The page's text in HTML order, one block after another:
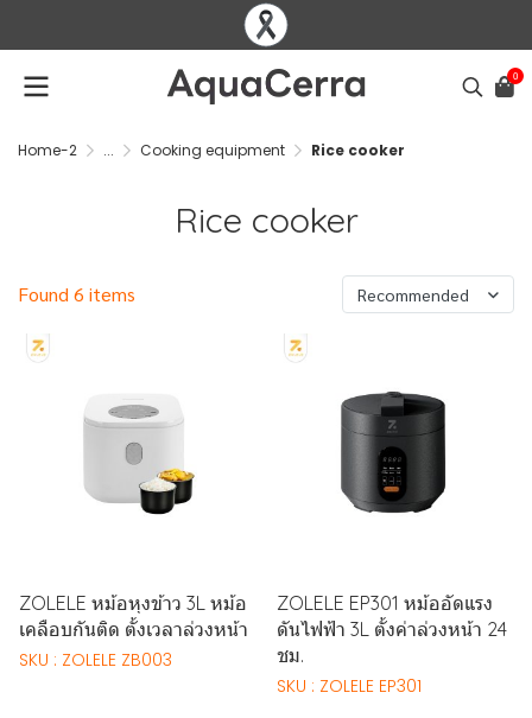
0
Home-2 ... Cooking equipment Rice cooker
Rice cooker
Found 6 items Recommended
ZOLELE หม้อหุงข้าว 3L หม้อ
เคลือบกันติด ตั้งเวลาล่วงหน้า
SKU : ZOLELE ZB003
ZOLELE EP301 หม้ออัดแรง
ดันไฟฟ้า 3L ตั้งค่าล่วงหน้า 24
ชม.
SKU : ZOLELE EP301